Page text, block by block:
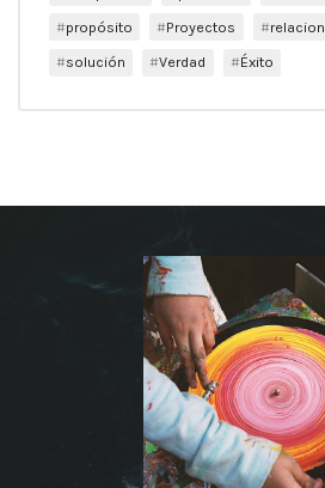
propósito
Proyectos
solución
Verdad Éxito